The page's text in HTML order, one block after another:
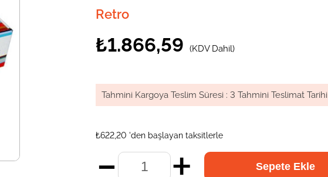
Retro
₺1.866,59 (KDV Dahil)
Tahmini Kargoya Teslim Süresi : 3 Tahmini Teslimat Tarihi
₺622,20 'den başlayan taksitlerle